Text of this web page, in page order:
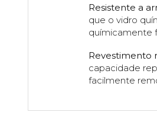
Resistente a
que o vidro
químicamente
Revestimento
capacidade
facilmente